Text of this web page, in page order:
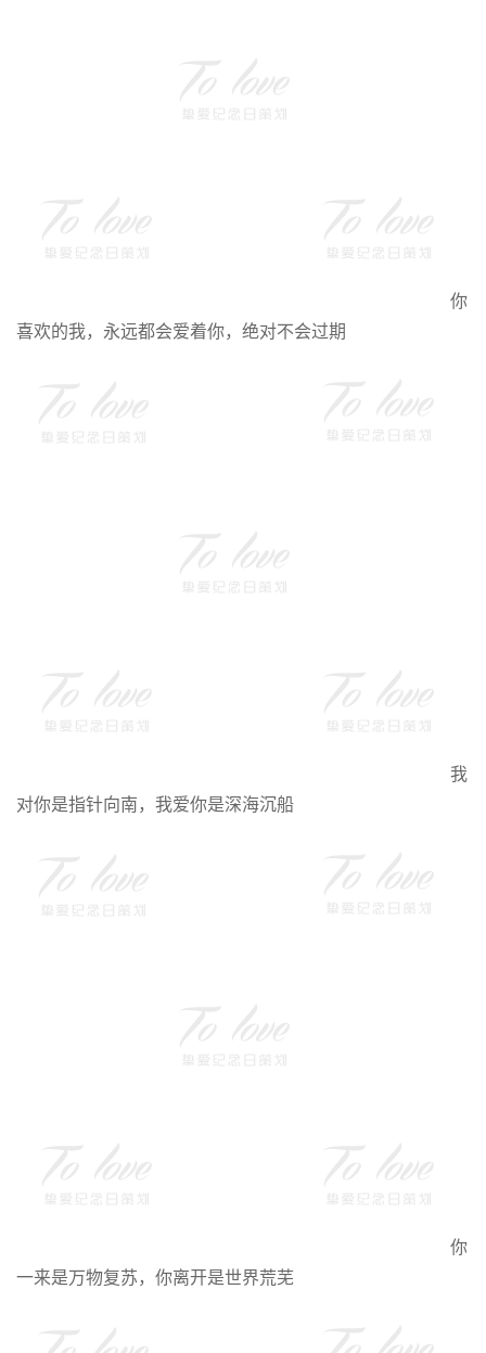
你
喜欢的我，永远都会爱着你，绝对不会过期
我
对你是指针向南，我爱你是深海沉船
你
一来是万物复苏，你离开是世界荒芜